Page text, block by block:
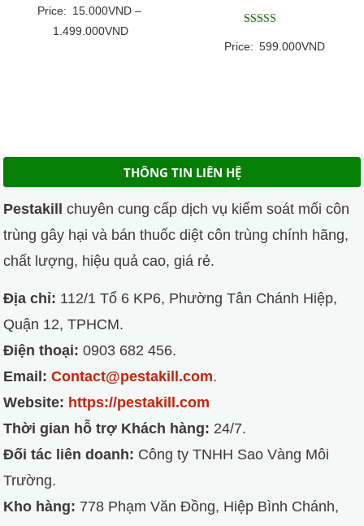
Price: 15.000VND –
1.499.000VNDKhoảng
hạng
Price: 599.000VND
THÔNG TIN LIÊN HỆ
Pestakill chuyên cung cấp dịch vụ kiểm soát mối côn
trùng gây hại và bán thuốc diệt côn trùng chính hãng,
chất lượng, hiệu quả cao, giá rẻ.
Địa chỉ: 112/1 Tổ 6 KP6, Phường Tân Chánh Hiệp,
Quận 12, TPHCM.
Điện thoại: 0903 682 456.
Email: Contact@pestakill.com.
Website: https://pestakill.com
Thời gian hỗ trợ Khách hàng: 24/7.
Đối tác liên doanh: Công ty TNHH Sao Vàng Môi
Trường.
Kho hàng: 778 Phạm Văn Đồng, Hiệp Bình Chánh,